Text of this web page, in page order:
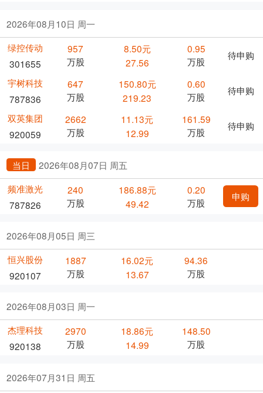
2026年08月10日 周一
绿控传动
301655
957
万股
8.50元
27.56
0.95
万股
待申购
宇树科技
787836
647
万股
150.80元
219.23
0.60
万股
待申购
双英集团
920059
2662
万股
11.13元
12.99
161.59
万股
待申购
当日
2026年08月07日 周五
频准激光
787826
240
万股
186.88元
49.42
0.20
万股
申购
2026年08月05日 周三
恒兴股份
920107
1887
万股
16.02元
13.67
94.36
万股
2026年08月03日 周一
杰理科技
920138
2970
万股
18.86元
14.99
148.50
万股
2026年07月31日 周五